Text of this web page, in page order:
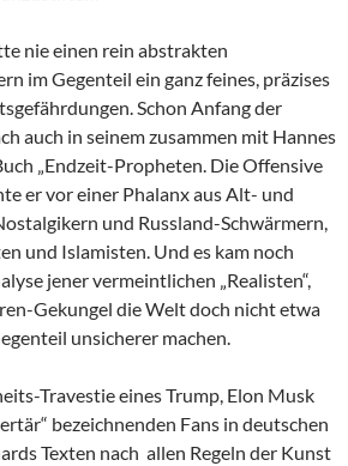
nie einen rein abstrakten
im Gegenteil ein ganz feines, präzises
Schon Anfang der
auch in seinem zusammen mit Hannes
„Endzeit-Propheten. Die Offensive
er vor einer Phalanx aus Alt- und
und Russland-Schwärmern,
und Islamisten. Und es kam noch
jener vermeintlichen „Realisten“,
Gekungel die Welt doch nicht etwa
unsicherer machen.
Travestie eines Trump, Elon Musk
bezeichnenden Fans in deutschen
Texten nach allen Regeln der Kunst